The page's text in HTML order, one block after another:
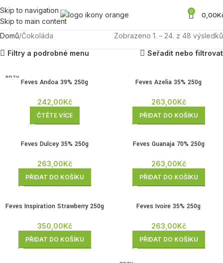
Skip to navigation
Skip to main content
0 0,00
Domů Čokoláda Zobrazeno 1. – 24. z 48 výsledků
Filtry a podrobné menu Seřadit nebo filtrovat
BRZY Feves Andoa 39% 250g
242,00Kč
ČTĚTE VÍCE
Feves Azelia 35% 250g
263,00Kč
PŘIDAT DO KOŠÍKU
Feves Dulcey 35% 250g
263,00Kč
PŘIDAT DO KOŠÍKU
Feves Guanaja 70% 250g
263,00Kč
PŘIDAT DO KOŠÍKU
Feves Inspiration Strawberry 250g
350,00Kč
PŘIDAT DO KOŠÍKU
Feves Ivoire 35% 250g
263,00Kč
PŘIDAT DO KOŠÍKU